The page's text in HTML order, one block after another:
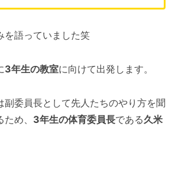
を語っていました笑
3年生の教室に向けて出発します。
副委員長として先人たちのやり方を聞
め、 3年生の体育委員長である久米